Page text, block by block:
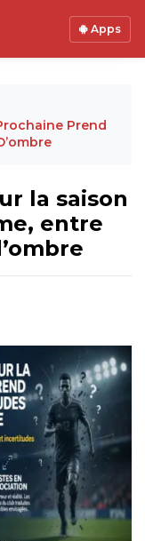
Apps
Prend
la saison
entre